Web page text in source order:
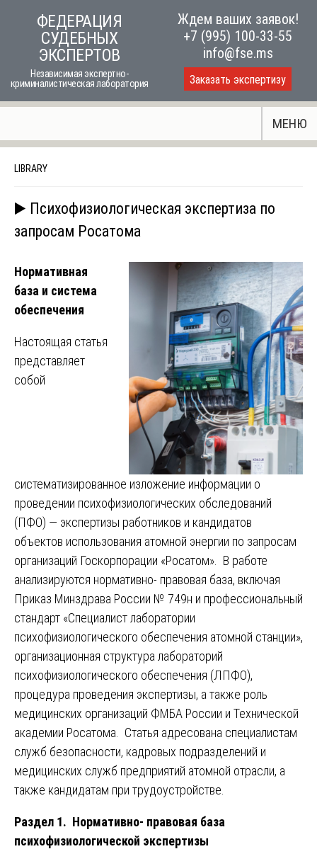
ФЕДЕРАЦИЯ
СУДЕБНЫХ
ЭКСПЕРТОВ
Независимая экспертно-
криминалистическая лаборатория
Ждем ваших заявок!
+7 (995) 100-33-55
info@fse.ms
Заказать экспертизу
МЕНЮ
LIBRARY
▶️ Психофизиологическая экспертиза по
запросам Росатома
Нормативная
база и система
обеспечения
Настоящая статья
представляет
собой
систематизированное изложение информации о
проведении психофизиологических обследований
(ПФО) — экспертизы работников и кандидатов
объектов использования атомной энергии по запросам
организаций Госкорпорации «Росатом». В работе
анализируются нормативно- правовая база, включая
Приказ Минздрава России № 749н и профессиональный
стандарт «Специалист лаборатории
психофизиологического обеспечения атомной станции»,
организационная структура лабораторий
психофизиологического обеспечения (ЛПФО),
процедура проведения экспертизы, а также роль
медицинских организаций ФМБА России и Технической
академии Росатома. Статья адресована специалистам
служб безопасности, кадровых подразделений и
медицинских служб предприятий атомной отрасли, а
также кандидатам при трудоустройстве.
Раздел 1. Нормативно- правовая база
психофизиологической экспертизы